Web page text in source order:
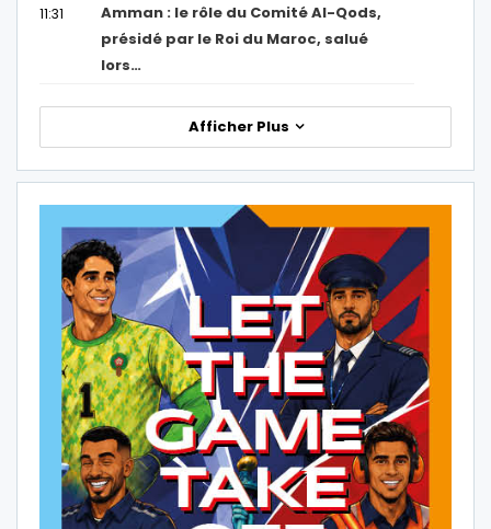
11:31
Amman : le rôle du Comité Al-Qods,
présidé par le Roi du Maroc, salué
lors…
Afficher Plus